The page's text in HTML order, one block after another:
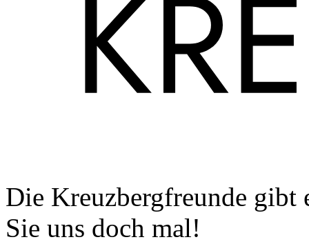
Die Kreuzbergfreunde gibt
Sie uns doch mal!